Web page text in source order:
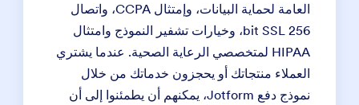
العامة لحماية البيانات، وإمتثال CCPA، واتصال
256 bit SSL، وخيارات تشفير النموذج وامتثال
HIPAA لمتخصصي الرعاية الصحية. عندما يشتري
العملاء منتجاتك أو يحجزون خدماتك من خلال
نموذج دفع Jotform، يمكنهم أن يطمئنوا إلى أن